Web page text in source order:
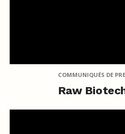
COMMUNIQUÉS DE
Raw